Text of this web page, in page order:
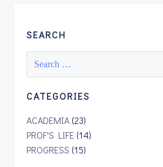
SEARCH
Search
CATEGORIES
ACADEMIA(23)
PROF'S LIFE (14)
PROGRESS (15)